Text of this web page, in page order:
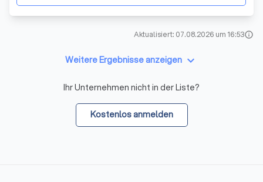
Aktualisiert: 07.08.2026 um 16:53info
Weitere Ergebnisse anzeigen keyboard_arrow_down
Ihr Unternehmen nicht in der Liste?
Kostenlos anmelden